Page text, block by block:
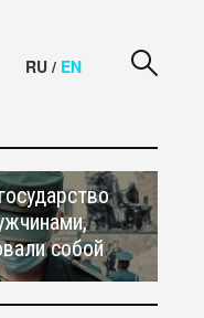
RU / EN
собой